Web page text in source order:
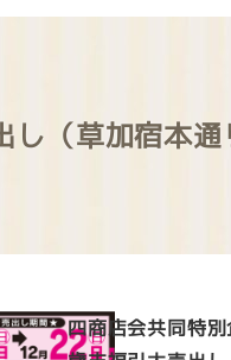
（草加宿本通
四商店会共同特